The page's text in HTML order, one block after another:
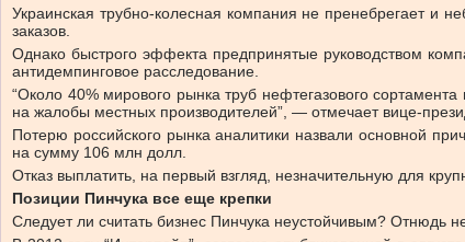
Украинская трубно-колесная компания не пренебрегает и
заказов.
Однако быстрого эффекта предпринятые руководством
антидемпинговое расследование.
“Около 40% мирового рынка труб нефтегазового
на жалобы местных производителей”, — отмечает вице-
Потерю российского рынка аналитики назвали основной
на сумму 106 млн долл.
Отказ выплатить, на первый взгляд, незначительную для
Позиции Пинчука все еще крепки
Следует ли считать бизнес Пинчука неустойчивым? Отнюдь